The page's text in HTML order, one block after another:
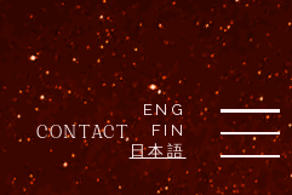
CONTACT
ENG
FIN
日本語